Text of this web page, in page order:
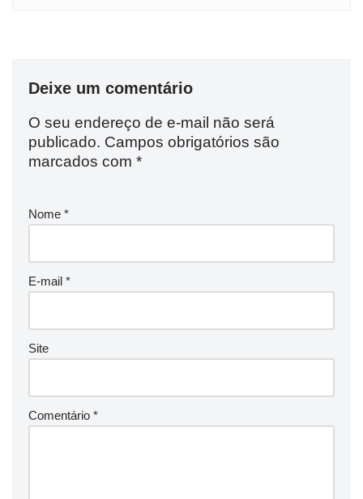
Deixe um comentário
O seu endereço de e-mail não será
publicado. Campos obrigatórios são
marcados com *
Nome *
E-mail *
Site
Comentário *